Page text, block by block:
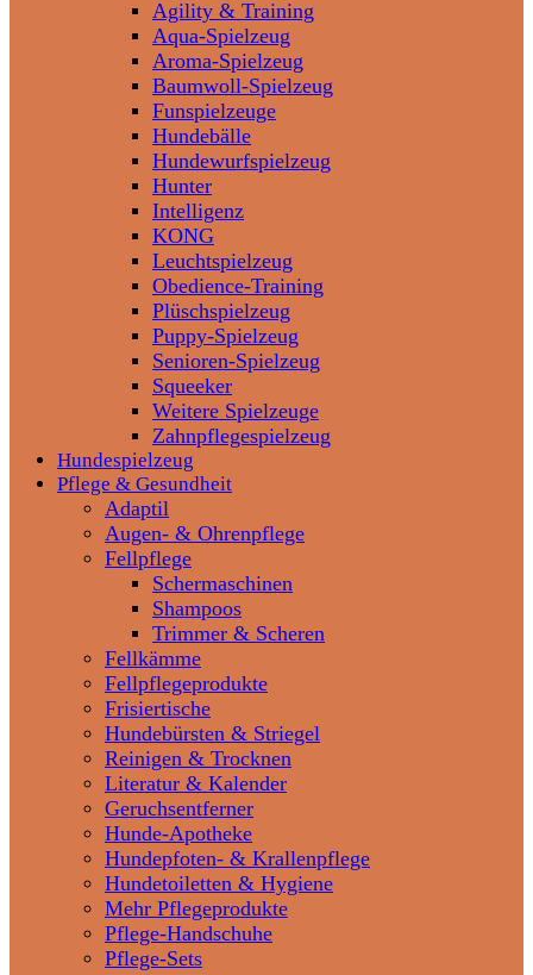
Agility & Training
Aqua-Spielzeug
Aroma-Spielzeug
Baumwoll-Spielzeug
Funspielzeuge
Hundebälle
Hundewurfspielzeug
Hunter
Intelligenz
KONG
Leuchtspielzeug
Obedience-Training
Plüschspielzeug
Puppy-Spielzeug
Senioren-Spielzeug
Squeeker
Weitere Spielzeuge
Zahnpflegespielzeug
Hundespielzeug
Pflege & Gesundheit
Adaptil
Augen- & Ohrenpflege
Fellpflege
Schermaschinen
Shampoos
Trimmer & Scheren
Fellkämme
Fellpflegeprodukte
Frisiertische
Hundebürsten & Striegel
Reinigen & Trocknen
Literatur & Kalender
Geruchsentferner
Hunde-Apotheke
Hundepfoten- & Krallenpflege
Hundetoiletten & Hygiene
Mehr Pflegeprodukte
Pflege-Handschuhe
Pflege-Sets